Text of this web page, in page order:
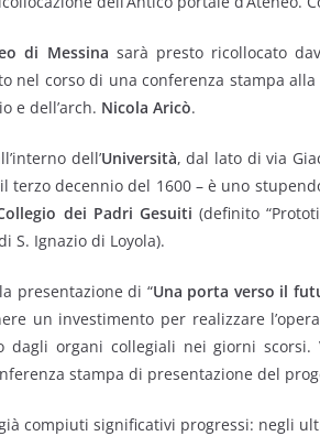
di Messina sarà presto ricollocato
nel corso di una conferenza stampa
e dell’arch. Nicola Aricò.
dell’Università, dal lato di via
terzo decennio del 1600 – è uno
dei Padri Gesuiti (definito
S. Ignazio di Loyola).
presentazione di “Una porta verso il
un investimento per realizzare
dagli organi collegiali nei giorni scorsi.
stampa di presentazione del
compiuti significativi progressi: negli